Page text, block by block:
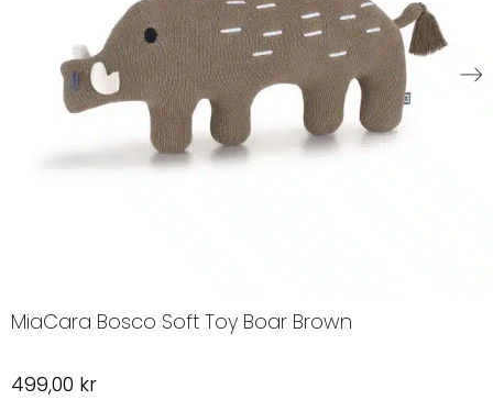
MiaCara Bosco Soft Toy Boar Brown
499,00 kr